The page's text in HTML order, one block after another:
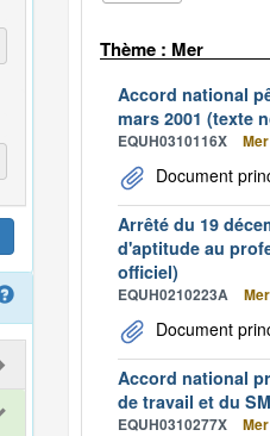
Thème : Mer
Accord national
mars 2001 (texte
EQUH0310116X Mer
Document
Arrêté du 19
d'aptitude au
officiel)
EQUH0210223A Mer
Document
Accord national
de travail et du
EQUH0310277X Mer